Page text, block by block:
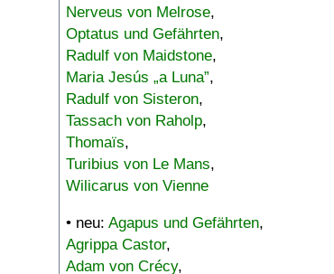
Nerveus von Melrose,
Optatus und Gefährten,
Radulf von Maidstone,
Maria Jesús „a Luna”,
Radulf von Sisteron,
Tassach von Raholp,
Thomaïs,
Turibius von Le Mans,
Wilicarus von Vienne
• neu: Agapus und Gefährten,
Agrippa Castor,
Adam von Crécy,